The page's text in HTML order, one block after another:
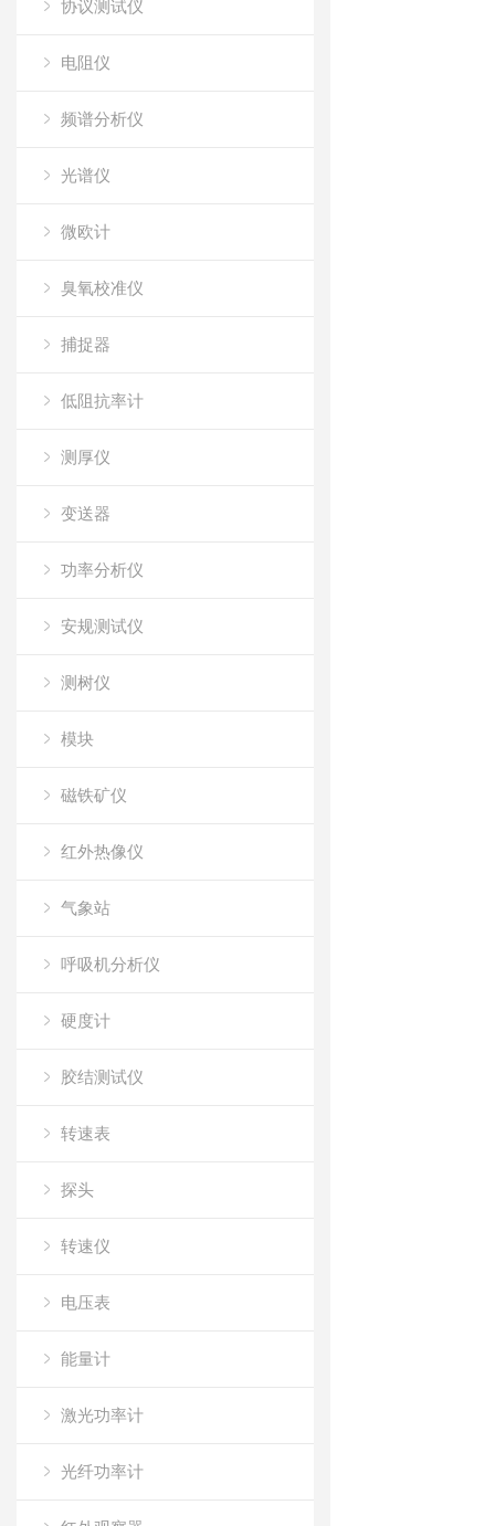
协议测试仪
电阻仪
频谱分析仪
光谱仪
微欧计
臭氧校准仪
捕捉器
低阻抗率计
测厚仪
变送器
功率分析仪
安规测试仪
测树仪
模块
磁铁矿仪
红外热像仪
气象站
呼吸机分析仪
硬度计
胶结测试仪
转速表
探头
转速仪
电压表
能量计
激光功率计
光纤功率计